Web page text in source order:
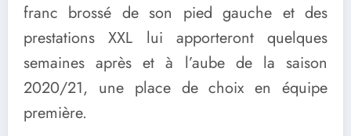
franc brossé de son pied gauche et des
prestations XXL lui apporteront quelques
semaines après et à l’aube de la saison
2020/21, une place de choix en équipe
première.